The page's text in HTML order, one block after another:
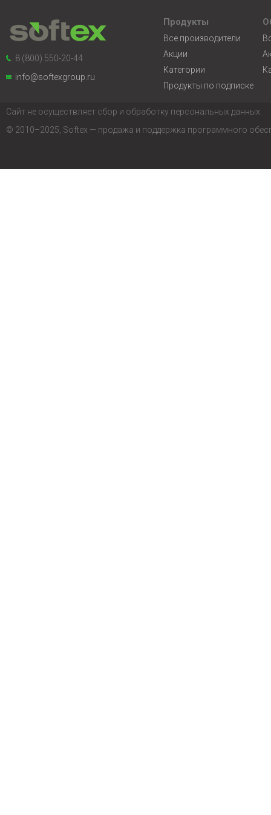
8 (800) 550-20-44
info@softexgroup.ru
Продукты
Все производители
Акции
Категории
Продукты по подписке
Сайт не осуществляет сбор и обработку персональных данных.
© 2010–2025, Softex — продажа и поддержка программного